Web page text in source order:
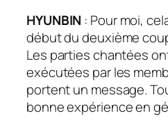
HYUNBIN : Pour moi,
début du deuxième
Les parties chantées
exécutées par les
portent un message.
bonne expérience en